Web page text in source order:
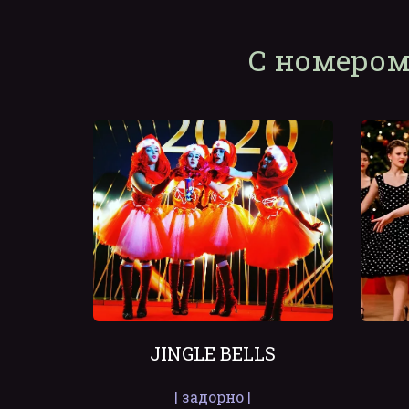
С
JINGLE BELLS
| задорно |